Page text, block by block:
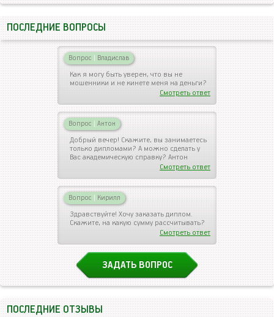
ПОСЛЕДНИЕ ВОПРОСЫ
Вопрос | Владислав
Как я могу быть уверен, что вы не
мошенники и не кинете меня на деньги?
Смотреть ответ
Вопрос | Антон
Добрый вечер! Скажите, вы занимаетесь
только дипломами? А можно сделать у
Вас академическую справку? Антон
Смотреть ответ
Вопрос | Кирилл
Здравствуйте! Хочу заказать диплом.
Скажите, на какую сумму рассчитывать?
Смотреть ответ
ЗАДАТЬ ВОПРОС
ПОСЛЕДНИЕ ОТЗЫВЫ